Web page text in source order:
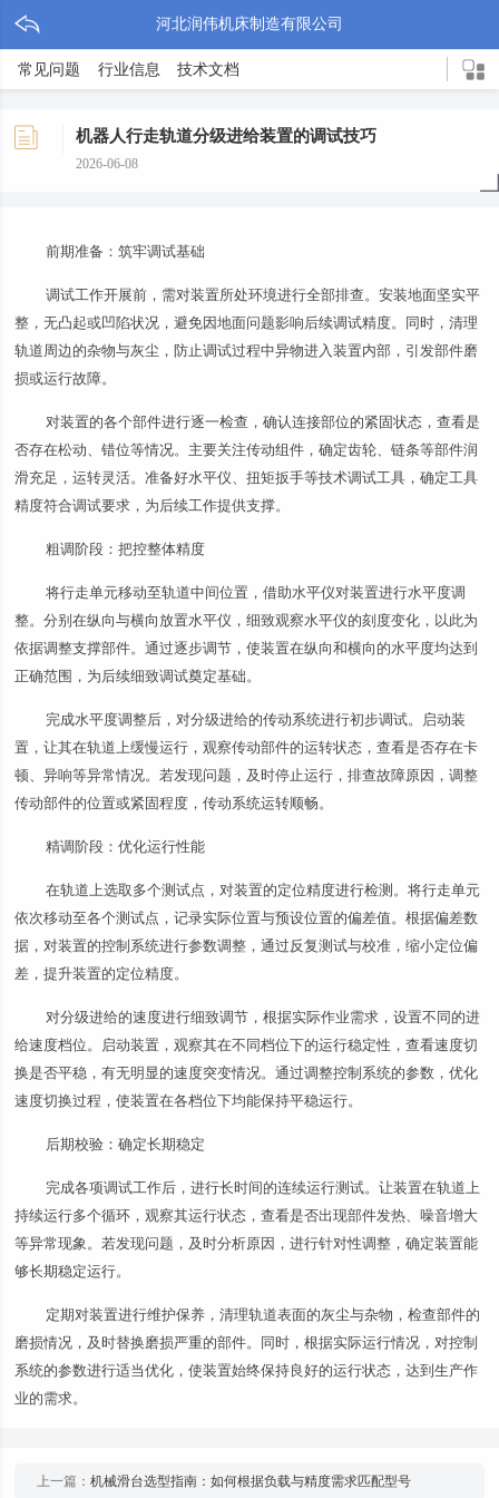
河北润伟机床制造有限公司
常见问题 行业信息 技术文档
机器人行走轨道分级进给装置的调试技巧
2026-06-08
前期准备：筑牢调试基础
调试工作开展前，需对装置所处环境进行全部排查。安装地面坚实平
整，无凸起或凹陷状况，避免因地面问题影响后续调试精度。同时，清理
轨道周边的杂物与灰尘，防止调试过程中异物进入装置内部，引发部件磨
损或运行故障。
对装置的各个部件进行逐一检查，确认连接部位的紧固状态，查看是
否存在松动、错位等情况。主要关注传动组件，确定齿轮、链条等部件润
滑充足，运转灵活。准备好水平仪、扭矩扳手等技术调试工具，确定工具
精度符合调试要求，为后续工作提供支撑。
粗调阶段：把控整体精度
将行走单元移动至轨道中间位置，借助水平仪对装置进行水平度调
整。分别在纵向与横向放置水平仪，细致观察水平仪的刻度变化，以此为
依据调整支撑部件。通过逐步调节，使装置在纵向和横向的水平度均达到
正确范围，为后续细致调试奠定基础。
完成水平度调整后，对分级进给的传动系统进行初步调试。启动装
置，让其在轨道上缓慢运行，观察传动部件的运转状态，查看是否存在卡
顿、异响等异常情况。若发现问题，及时停止运行，排查故障原因，调整
传动部件的位置或紧固程度，传动系统运转顺畅。
精调阶段：优化运行性能
在轨道上选取多个测试点，对装置的定位精度进行检测。将行走单元
依次移动至各个测试点，记录实际位置与预设位置的偏差值。根据偏差数
据，对装置的控制系统进行参数调整，通过反复测试与校准，缩小定位偏
差，提升装置的定位精度。
对分级进给的速度进行细致调节，根据实际作业需求，设置不同的进
给速度档位。启动装置，观察其在不同档位下的运行稳定性，查看速度切
换是否平稳，有无明显的速度突变情况。通过调整控制系统的参数，优化
速度切换过程，使装置在各档位下均能保持平稳运行。
后期校验：确定长期稳定
完成各项调试工作后，进行长时间的连续运行测试。让装置在轨道上
持续运行多个循环，观察其运行状态，查看是否出现部件发热、噪音增大
等异常现象。若发现问题，及时分析原因，进行针对性调整，确定装置能
够长期稳定运行。
定期对装置进行维护保养，清理轨道表面的灰尘与杂物，检查部件的
磨损情况，及时替换磨损严重的部件。同时，根据实际运行情况，对控制
系统的参数进行适当优化，使装置始终保持良好的运行状态，达到生产作
业的需求。
上一篇：机械滑台选型指南：如何根据负载与精度需求匹配型号